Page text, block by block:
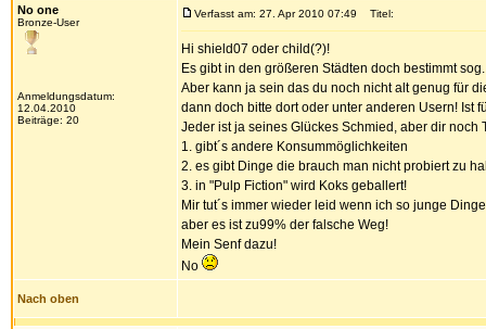
No one
Bronze-User
Anmeldungsdatum:
12.04.2010
Beiträge: 20
Verfasst am: 27. Apr 2010 07:49 Titel:
Hi shield07 oder child(?)!
Es gibt in den größeren Städten doch bestimmt
Aber kann ja sein das du noch nicht alt genug für
dann doch bitte dort oder unter anderen Usern! Ist
Jeder ist ja seines Glückes Schmied, aber dir
1. gibt´s andere Konsummöglichkeiten
2. es gibt Dinge die brauch man nicht probiert zu
3. in "Pulp Fiction" wird Koks geballert!
Mir tut´s immer wieder leid wenn ich so junge
aber es ist zu99% der falsche Weg!
Mein Senf dazu!
No
Nach oben